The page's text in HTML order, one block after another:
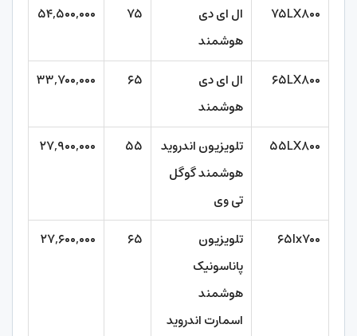
۷۵LX۸۰۰
ال ای دی
هوشمند
۷۵ ۵۴,۵۰۰,۰۰۰
۶۵LX۸۰۰
ال ای دی
هوشمند
۶۵ ۳۳,۷۰۰,۰۰۰
۵۵LX۸۰۰
تلویزیون اندروید
هوشمند گوگل
تی وی
۵۵ ۲۷,۹۰۰,۰۰۰
۶۵lx۷۰۰
تلویزیون
پاناسونیک
هوشمند
اسمارت اندروید
۶۵ ۲۷,۶۰۰,۰۰۰